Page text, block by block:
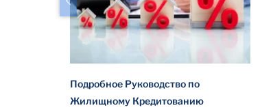
Подробное Руководство по
Жилищному Кредитованию